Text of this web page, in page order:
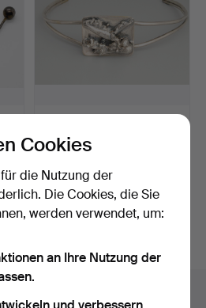
HAARSCHMUCK
DÄNEMARK 1960er-70…
Beendet 9. Jun 2023
1 Gebot
32 USD
Cookies
die Nutzung der
Die Cookies, die Sie
werden verwendet, um:
an Ihre Nutzung der